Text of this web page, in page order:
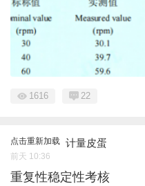
1616 22
点击重新加载 计量皮蛋
前天 10:36
重复性稳定性考核